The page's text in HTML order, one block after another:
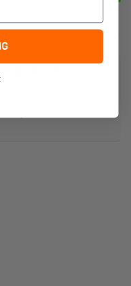
het plaatsen van uw